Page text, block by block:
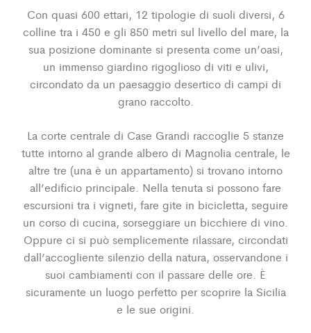
Con quasi 600 ettari, 12 tipologie di suoli diversi, 6
colline tra i 450 e gli 850 metri sul livello del mare, la
sua posizione dominante si presenta come un’oasi,
un immenso giardino rigoglioso di viti e ulivi,
circondato da un paesaggio desertico di campi di
grano raccolto.
La corte centrale di Case Grandi raccoglie 5 stanze
tutte intorno al grande albero di Magnolia centrale, le
altre tre (una è un appartamento) si trovano intorno
all’edificio principale. Nella tenuta si possono fare
escursioni tra i vigneti, fare gite in bicicletta, seguire
un corso di cucina, sorseggiare un bicchiere di vino.
Oppure ci si può semplicemente rilassare, circondati
dall’accogliente silenzio della natura, osservandone i
suoi cambiamenti con il passare delle ore. È
sicuramente un luogo perfetto per scoprire la Sicilia
e le sue origini.